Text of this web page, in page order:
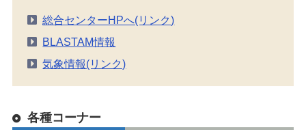
総合センターHPへ(リンク)
BLASTAM情報
気象情報(リンク)
各種コーナー